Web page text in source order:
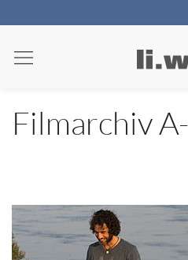
Filmarchiv